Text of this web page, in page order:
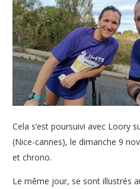
Cela s’est poursuivi avec Loory
(Nice-cannes), le dimanche 9
et chrono.
Le même jour, se sont illustrés